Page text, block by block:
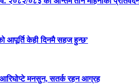
आपूर्ति केही दिनमै सहज हुन्छ’
मनसुन, सतर्क रहन आग्रह